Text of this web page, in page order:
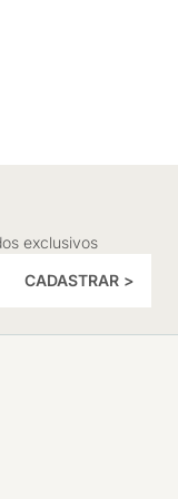
exclusivos
CADASTRAR >